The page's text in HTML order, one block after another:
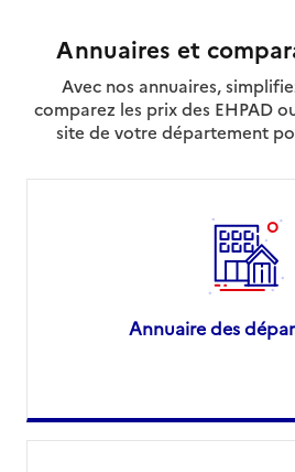
Annuaires et
Avec nos annuaires,
comparez les prix des EHPAD
site de votre département
Annuaire des